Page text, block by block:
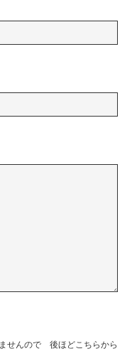
せんので 後ほどこちらから